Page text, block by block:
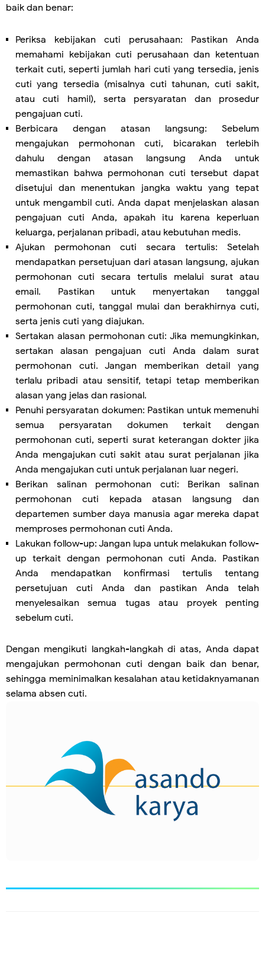
baik dan benar:
Periksa kebijakan cuti perusahaan: Pastikan Anda
memahami kebijakan cuti perusahaan dan ketentuan
terkait cuti, seperti jumlah hari cuti yang tersedia, jenis
cuti yang tersedia (misalnya cuti tahunan, cuti sakit,
atau cuti hamil), serta persyaratan dan prosedur
pengajuan cuti.
Berbicara dengan atasan langsung: Sebelum
mengajukan permohonan cuti, bicarakan terlebih
dahulu dengan atasan langsung Anda untuk
memastikan bahwa permohonan cuti tersebut dapat
disetujui dan menentukan jangka waktu yang tepat
untuk mengambil cuti. Anda dapat menjelaskan alasan
pengajuan cuti Anda, apakah itu karena keperluan
keluarga, perjalanan pribadi, atau kebutuhan medis.
Ajukan permohonan cuti secara tertulis: Setelah
mendapatkan persetujuan dari atasan langsung, ajukan
permohonan cuti secara tertulis melalui surat atau
email. Pastikan untuk menyertakan tanggal
permohonan cuti, tanggal mulai dan berakhirnya cuti,
serta jenis cuti yang diajukan.
Sertakan alasan permohonan cuti: Jika memungkinkan,
sertakan alasan pengajuan cuti Anda dalam surat
permohonan cuti. Jangan memberikan detail yang
terlalu pribadi atau sensitif, tetapi tetap memberikan
alasan yang jelas dan rasional.
Penuhi persyaratan dokumen: Pastikan untuk memenuhi
semua persyaratan dokumen terkait dengan
permohonan cuti, seperti surat keterangan dokter jika
Anda mengajukan cuti sakit atau surat perjalanan jika
Anda mengajukan cuti untuk perjalanan luar negeri.
Berikan salinan permohonan cuti: Berikan salinan
permohonan cuti kepada atasan langsung dan
departemen sumber daya manusia agar mereka dapat
memproses permohonan cuti Anda.
Lakukan follow-up: Jangan lupa untuk melakukan follow-
up terkait dengan permohonan cuti Anda. Pastikan
Anda mendapatkan konfirmasi tertulis tentang
persetujuan cuti Anda dan pastikan Anda telah
menyelesaikan semua tugas atau proyek penting
sebelum cuti.
Dengan mengikuti langkah-langkah di atas, Anda dapat
mengajukan permohonan cuti dengan baik dan benar,
sehingga meminimalkan kesalahan atau ketidaknyamanan
selama absen cuti.